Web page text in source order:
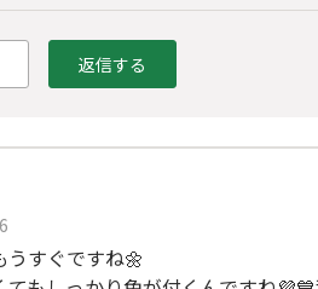
返信する
すぐですね🌼